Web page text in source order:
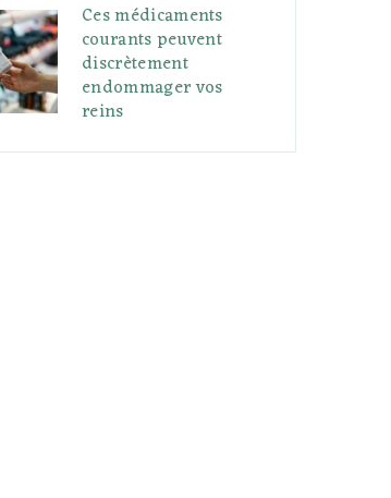
Ces médicaments
courants peuvent
discrètement
endommager vos
reins